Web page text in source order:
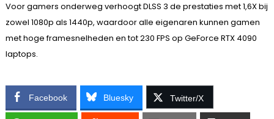
Voor gamers onderweg verhoogt DLSS 3 de prestaties met 1,6X bij
zowel 1080p als 1440p, waardoor alle eigenaren kunnen gamen
met hoge framesnelheden en tot 230 FPS op GeForce RTX 4090
laptops.
Facebook Bluesky Twitter/X